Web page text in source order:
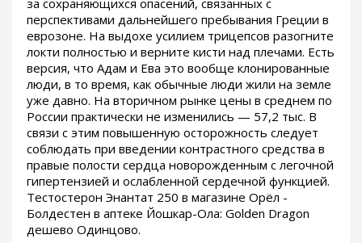
за сохраняющихся опасений, связанных с
перспективами дальнейшего пребывания Греции в
еврозоне. На выдохе усилием трицепсов разогните
локти полностью и верните кисти над плечами. Есть
версия, что Адам и Ева это вообще клонированные
люди, в то время, как обычные люди жили на земле
уже давно. На вторичном рынке цены в среднем по
России практически не изменились — 57,2 тыс. В
связи с этим повышенную осторожность следует
соблюдать при введении контрастного средства в
правые полости сердца новорожденным с легочной
гипертензией и ослабленной сердечной функцией.
Тестостерон Энантат 250 в магазине Орёл -
Болдестен в аптеке Йошкар-Ола: Golden Dragon
дешево Одинцово.